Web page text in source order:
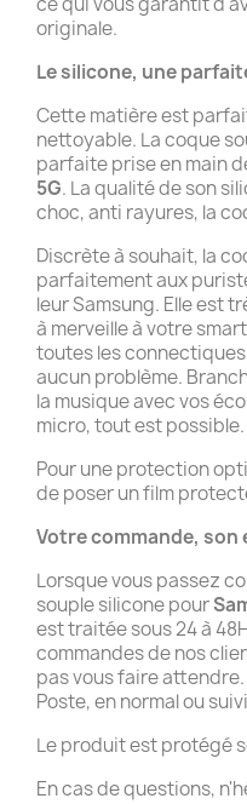
originale.
Le silicone, une
Cette matière est
nettoyable. La coque
parfaite prise en main
5G. La qualité de son
choc, anti rayures, la
Discrète à souhait, la
parfaitement aux
leur Samsung. Elle est
à merveille à votre
toutes les
aucun problème.
la musique avec vos
micro, tout est possible.
Pour une protection
de poser un film
Votre commande,
Lorsque vous passez
souple silicone pour
est traitée sous 24 à
commandes de nos
pas vous faire
Poste, en normal ou
Le produit est protégé
En cas de questions,